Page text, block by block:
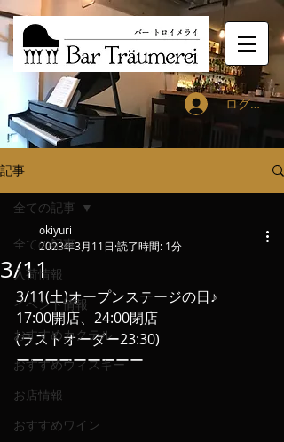
ログイン
記事
全ての記事
入荷情報
イベント情報
おすすめカクテル
おすすめウィスキー
お店情報
おすすめワイン
全ての記事
3/11
okiyuri
2023年3月11日 読了時間: 1分
3/11(土)オープンステージの日♪
17:00開店、24:00閉店
(ラストオーダー23:30)
ーーーーーーーーー